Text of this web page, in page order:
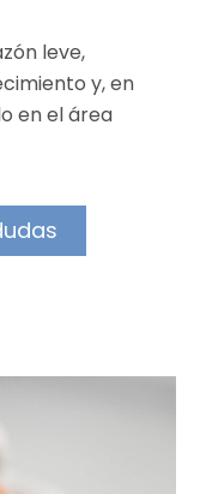
leve,
y, en
en el área